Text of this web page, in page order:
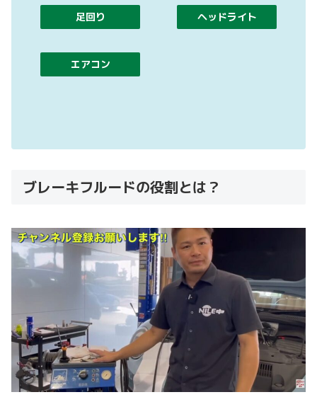
足回り
エアコン
ヘッドライト
ブレーキフルードの役割とは？